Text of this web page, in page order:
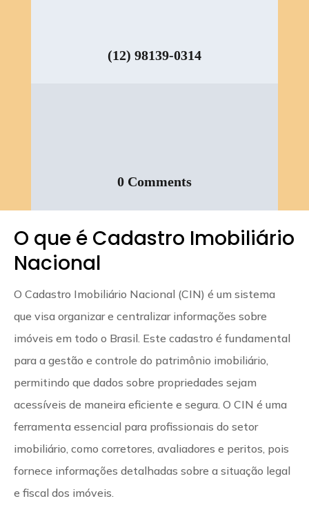
(12) 98139-0314
0 Comments
O que é Cadastro Imobiliário
Nacional
O Cadastro Imobiliário Nacional (CIN) é um sistema
que visa organizar e centralizar informações sobre
imóveis em todo o Brasil. Este cadastro é fundamental
para a gestão e controle do patrimônio imobiliário,
permitindo que dados sobre propriedades sejam
acessíveis de maneira eficiente e segura. O CIN é uma
ferramenta essencial para profissionais do setor
imobiliário, como corretores, avaliadores e peritos, pois
fornece informações detalhadas sobre a situação legal
e fiscal dos imóveis.